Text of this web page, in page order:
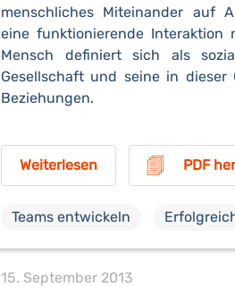
menschliches Miteinander auf
eine funktionierende Interaktion
Mensch definiert sich als
Gesellschaft und seine in dieser
Beziehungen.
Weiterlesen PDF
Teams entwickeln
15. September 2013